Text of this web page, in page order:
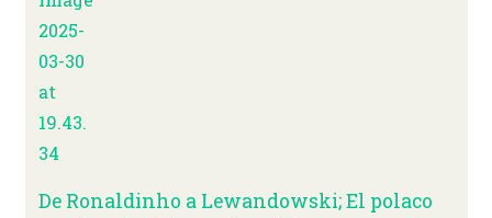
De Ronaldinho a Lewandowski; El polaco